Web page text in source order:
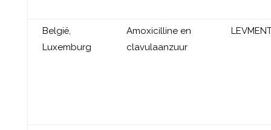
België,
Luxemburg
Amoxicilline en
clavulaanzuur